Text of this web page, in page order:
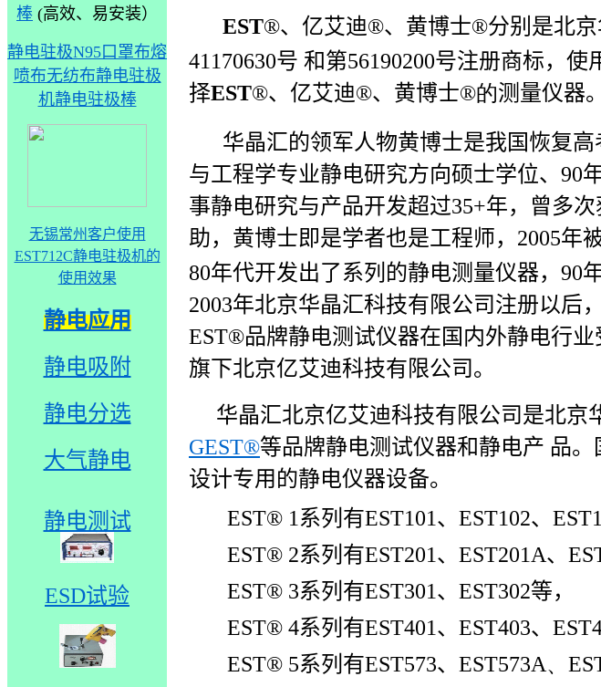
棒 (高效、易安装）
静电驻极N95口罩布熔
喷布无纺布静电驻极
机静电驻极棒
无锡常州客户使用
EST712C静电驻极机的
使用效果
静电应用
静电吸附
静电分选
大气静电
静电测试
ESD试验
EST®、亿艾迪®、黄博士®分别是北
41170630号 和第56190200号注册商标，使
择EST®、亿艾迪®、黄博士®的测量仪器。
华晶汇的领军人物黄博士是我国恢复
与工程学专业静电研究方向硕士学位、90
事静电研究与产品开发超过35+年，曾多
助， 黄博士即是学者也是工程师，2005年
80年代开发出了系列的静电测量仪器，90
2003年北京华晶汇科技有限公司注册以后
EST®品牌静电测试仪器在国内外静电行
旗下北京亿艾迪科技有限公司。
华晶汇北京亿艾迪科技有限公司是北京
GEST®等品牌静电测试仪器和静电产 品
设计专用的静电仪器设备。
EST® 1 系列有EST101、 EST102、
EST® 2系列有EST201、 EST201A、
EST® 3系列有EST301、 EST302等，
EST® 4系列有EST401、 EST403、
EST® 5系列有EST573、 EST573A、